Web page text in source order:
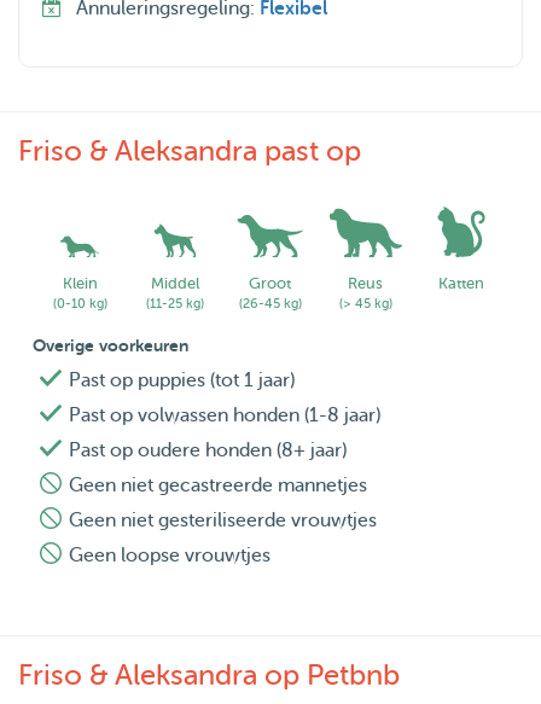
Eventueel is het ook mogelijk om een afspraak te maken
Stuur vooral een bericht als je een vraag hebt!
Annuleringsregeling: Flexibel
Friso & Aleksandra past op
Klein
(0-10 kg)
Middel
(11-25 kg)
Groot
(26-45 kg)
Reus
(> 45 kg)
Katten
Overige voorkeuren
Past op puppies (tot 1 jaar)
Past op volwassen honden (1-8 jaar)
Past op oudere honden (8+ jaar)
Geen niet gecastreerde mannetjes
Geen niet gesteriliseerde vrouwtjes
Geen loopse vrouwtjes
Friso & Aleksandra op Petbnb